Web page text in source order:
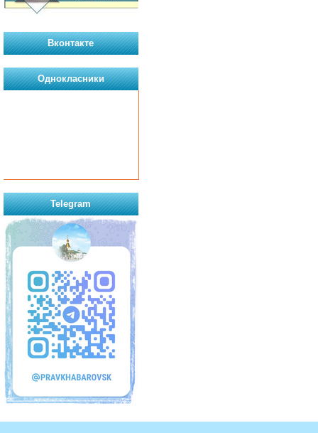
Вконтакте
Однокласники
Telegram